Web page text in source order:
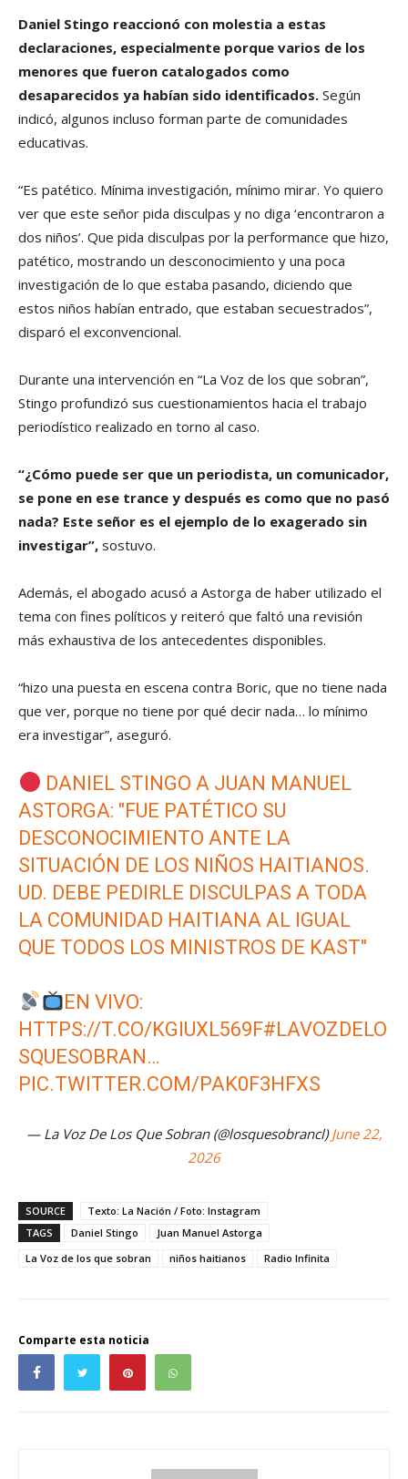
Daniel Stingo reaccionó con molestia a estas
declaraciones, especialmente porque varios de los
menores que fueron catalogados como
desaparecidos ya habían sido identificados. Según
indicó, algunos incluso forman parte de comunidades
educativas.
“Es patético. Mínima investigación, mínimo mirar. Yo quiero
ver que este señor pida disculpas y no diga ‘encontraron a
dos niños’. Que pida disculpas por la performance que hizo,
patético, mostrando un desconocimiento y una poca
investigación de lo que estaba pasando, diciendo que
estos niños habían entrado, que estaban secuestrados”,
disparó el exconvencional.
Durante una intervención en “La Voz de los que sobran”,
Stingo profundizó sus cuestionamientos hacia el trabajo
periodístico realizado en torno al caso.
“¿Cómo puede ser que un periodista, un comunicador,
se pone en ese trance y después es como que no pasó
nada? Este señor es el ejemplo de lo exagerado sin
investigar”, sostuvo.
Además, el abogado acusó a Astorga de haber utilizado el
tema con fines políticos y reiteró que faltó una revisión
más exhaustiva de los antecedentes disponibles.
“hizo una puesta en escena contra Boric, que no tiene nada
que ver, porque no tiene por qué decir nada… lo mínimo
era investigar”, aseguró.
DANIEL STINGO A JUAN MANUEL
ASTORGA: "FUE PATÉTICO SU
DESCONOCIMIENTO ANTE LA
SITUACIÓN DE LOS NIÑOS HAITIANOS.
UD. DEBE PEDIRLE DISCULPAS A TODA
LA COMUNIDAD HAITIANA AL IGUAL
QUE TODOS LOS MINISTROS DE KAST"
EN VIVO:
HTTPS://T.CO/KGIUXL569F#LAVOZDELO
SQUESOBRAN…
PIC.TWITTER.COM/PAK0F3HFXS
— La Voz De Los Que Sobran (@losquesobrancl)June 22,
2026
SOURCE
Texto: La Nación / Foto: Instagram
TAGS
Daniel Stingo
Juan Manuel Astorga
La Voz de los que sobran
niños haitianos Radio Infinita
Comparte esta noticia